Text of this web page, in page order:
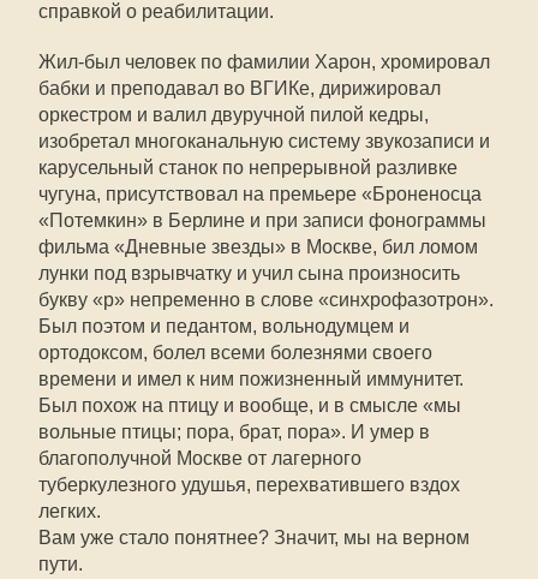
справкой о реабилитации.
Жил-был человек по фамилии Харон, хромировал
бабки и преподавал во ВГИКе, дирижировал
оркестром и валил двуручной пилой кедры,
изобретал многоканальную систему звукозаписи и
карусельный станок по непрерывной разливке
чугуна, присутствовал на премьере «Броненосца
«Потемкин» в Берлине и при записи фонограммы
фильма «Дневные звезды» в Москве, бил ломом
лунки под взрывчатку и учил сына произносить
букву «р» непременно в слове «синхрофазотрон».
Был поэтом и педантом, вольнодумцем и
ортодоксом, болел всеми болезнями своего
времени и имел к ним пожизненный иммунитет.
Был похож на птицу и вообще, и в смысле «мы
вольные птицы; пора, брат, пора». И умер в
благополучной Москве от лагерного
туберкулезного удушья, перехватившего вздох
легких.
Вам уже стало понятнее? Значит, мы на верном
пути.